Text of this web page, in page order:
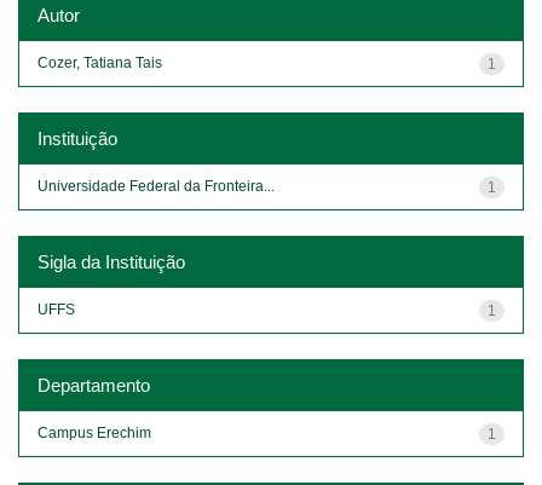
Autor
1
Cozer, Tatiana Tais
Instituição
1
Universidade Federal da Fronteira...
Sigla da Instituição
1
UFFS
Departamento
1
Campus Erechim